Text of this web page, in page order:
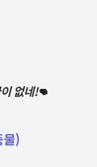
없네!👊
물)